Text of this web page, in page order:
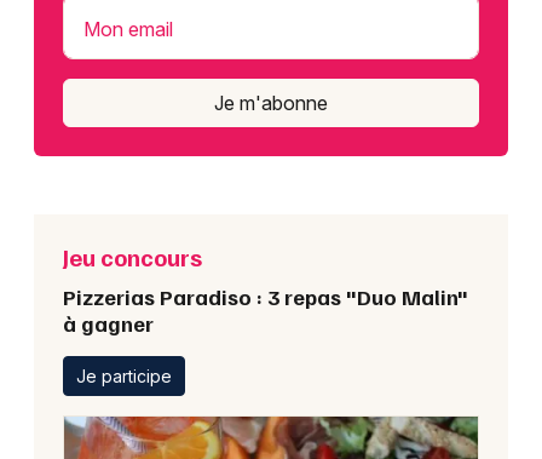
Mon email
Je m'abonne
Jeu concours
Pizzerias Paradiso : 3 repas "Duo Malin"
à gagner
Je participe